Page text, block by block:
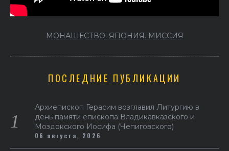
МОНАШЕСТВО. ЯПОНИЯ. МИССИЯ
ПОСЛЕДНИЕ ПУБЛИКАЦИИ
Архиепископ Герасим возглавил Литургию в
день памяти епископа Владикавказского и
Моздокского Иосифа (Чепиговского)
06 августа, 2026